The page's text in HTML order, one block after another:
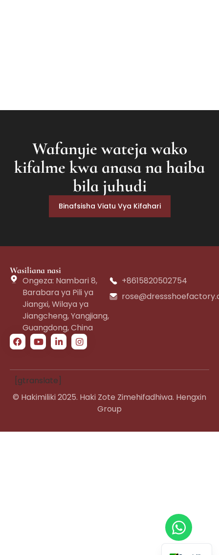
Wafanyie wateja wako
kifalme kwa anasa na haiba
bila juhudi
Binafsisha Viatu Vya Kifahari
Wasiliana nasi
Ongeza: Nambari 8,
Barabara ya Pili ya
Jiangxi, Wilaya ya
Jiangcheng, Yangjiang,
Guangdong, China
+8615820502754
[gtranslate]
© Hakimiliki 2025. Haki Zote Zimehifadhiwa. Hengxin
Group
English
Russian